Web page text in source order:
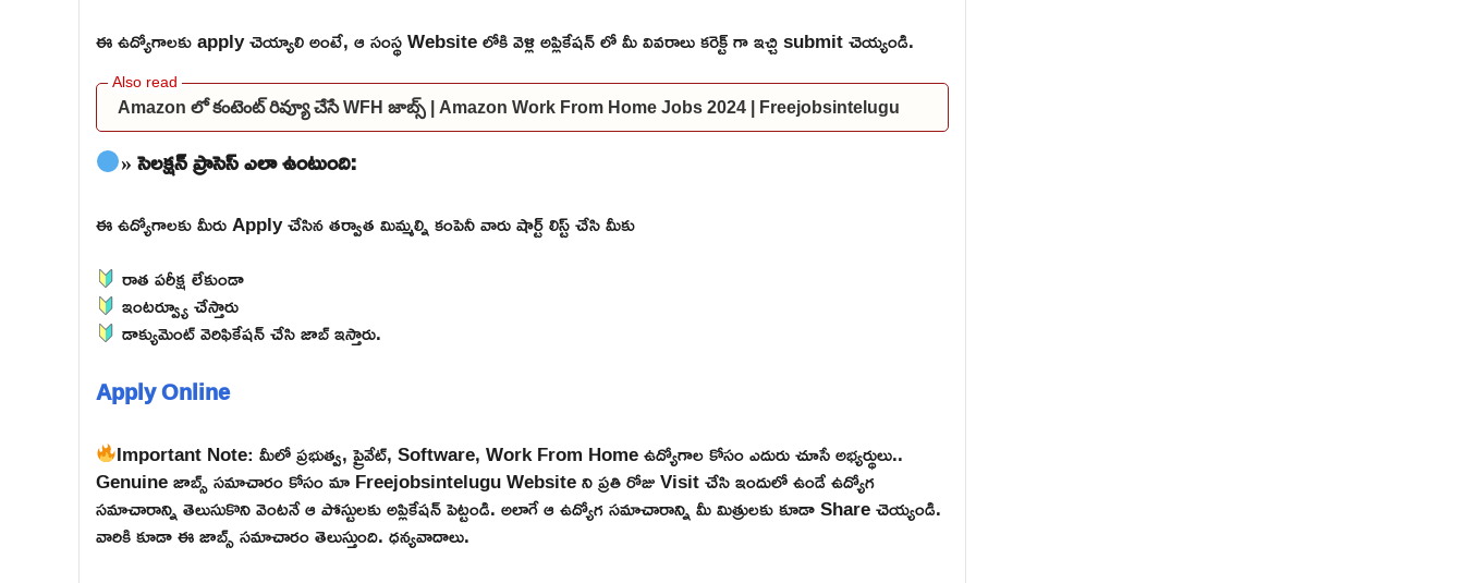
ఈ ఉద్యోగాలకు apply చెయ్యాలి అంటే, ఆ సంస్థ Website లోకి వెళ్లి అప్లికేషన్ లో మీ వివరాలు కరెక్ట్ గా ఇచ్చి submit చెయ్యండి.
Amazon లో కంటెంట్ రివ్యూ చేసే WFH జాబ్స్ | Amazon Work From Home Jobs 2024 | Freejobsintelugu
» సెలక్షన్ ప్రాసెస్ ఎలా ఉంటుంది:
ఈ ఉద్యోగాలకు మీరు Apply చేసిన తర్వాత మిమ్మల్ని కంపెనీ వారు షార్ట్ లిస్ట్ చేసి మీకు
రాత పరీక్ష లేకుండా
ఇంటర్వ్యూ చేస్తారు
డాక్యుమెంట్ వెరిఫికేషన్ చేసి జాబ్ ఇస్తారు.
Apply Online
Important Note: మీలో ప్రభుత్వ, ప్రైవేట్, Software, Work From Home ఉద్యోగాల కోసం ఎదురు చూసే అభ్యర్థులు..
Genuine జాబ్స్ సమాచారం కోసం మా Freejobsintelugu Website ని ప్రతి రోజు Visit చేసి ఇందులో ఉండే ఉద్యోగ
సమాచారాన్ని తెలుసుకొని వెంటనే ఆ పోస్టులకు అప్లికేషన్ పెట్టండి. అలాగే ఆ ఉద్యోగ సమాచారాన్ని మీ మిత్రులకు కూడా Share చెయ్యండి.
వారికి కూడా ఈ జాబ్స్ సమాచారం తెలుస్తుంది. ధన్యవాదాలు.